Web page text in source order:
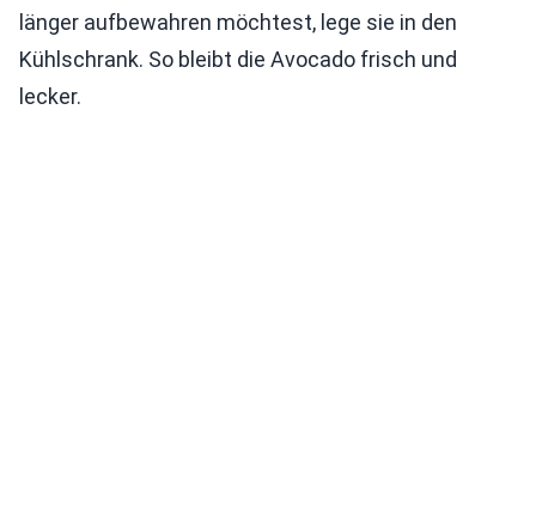
länger aufbewahren möchtest, lege sie in den
Kühlschrank. So bleibt die Avocado frisch und
lecker.